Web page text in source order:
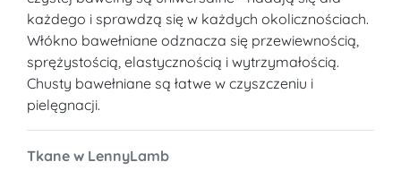
każdego i sprawdzą się w każdych okolicznościach.
Włókno bawełniane odznacza się przewiewnością,
sprężystością, elastycznością i wytrzymałością.
Chusty bawełniane są łatwe w czyszczeniu i
pielęgnacji.
Tkane w LennyLamb